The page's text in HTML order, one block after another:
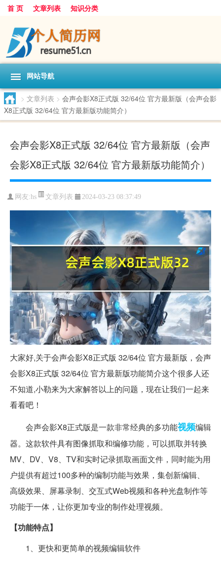
首 页 文章列表 知识分类
网站导航
> 文章列表 > 会声会影X8正式版 32/64位 官方最新版（会声会影
X8正式版 32/64位 官方最新版功能简介）
会声会影X8正式版 32/64位 官方最新版（会声
会影X8正式版 32/64位 官方最新版功能简介）
网友:hs 文章列表 2024-03-23 08:37:49
大家好,关于会声会影X8正式版 32/64位 官方最新版，会声
会影X8正式版 32/64位 官方最新版功能简介这个很多人还
不知道,小勒来为大家解答以上的问题，现在让我们一起来
看看吧！
会声会影X8正式版是一款非常经典的多功能视频编辑
器。这款软件具有图像抓取和编修功能，可以抓取并转换
MV、DV、V8、TV和实时记录抓取画面文件，同时能为用
户提供有超过100多种的编制功能与效果，集创新编辑、
高级效果、屏幕录制、交互式Web视频和各种光盘制作等
功能于一体，让你更加专业的制作处理视频。
【功能特点】
1、更快和更简单的视频编辑软件